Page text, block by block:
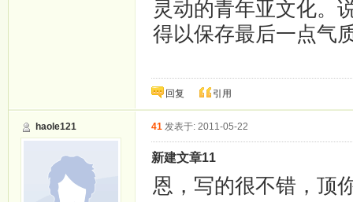
灵动的青年亚文化。
得以保存最后一点气
回复 引用
haole121 41 发表于: 2011-05-22
新建文章11
恩，写的很不错，顶